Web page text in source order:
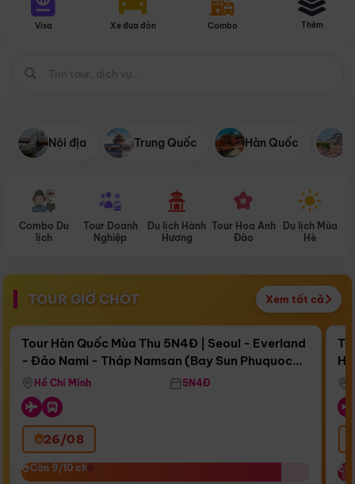
Visa Xe đưa đón Combo Thêm
Nội địa Trung Quốc Hàn Quốc
Combo Du
lịch
Tour Doanh
Nghiệp
Du lịch Hành
Hương
Tour Hoa Anh
Đào
Du lịch Mùa
Hè
TOUR GIỜ CHÓT Xem tất cả
Còn17 ngày 06:22:29
Bay Sun Phuquoc Airways
Điểm nổi bật
Tour Hàn Quốc Mùa Thu 5N4Đ | Seoul - Everland
- Đảo Nami - Tháp Namsan (Bay Sun Phuquoc
Airways)
Hồ Chí Minh 5N4Đ
26/08
Còn 9/10 chỗ
Còn 9/10 chỗ